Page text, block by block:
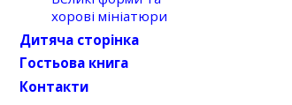
хорові мініатюри
Дитяча сторінка
Гостьова книга
Контакти